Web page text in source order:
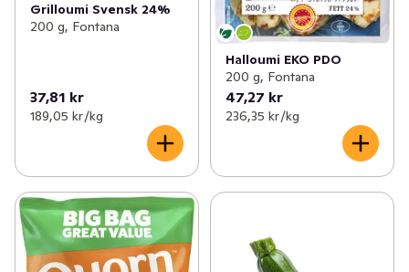
Grilloumi Svensk 24%
200 g, Fontana
37,81 kr
189,05 kr /kg
Halloumi EKO PDO
200 g, Fontana
47,27 kr
236,35 kr /kg